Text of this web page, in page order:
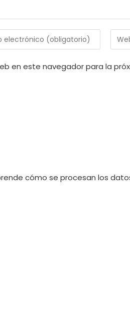
la
de
en este navegador para la
cómo se procesan los